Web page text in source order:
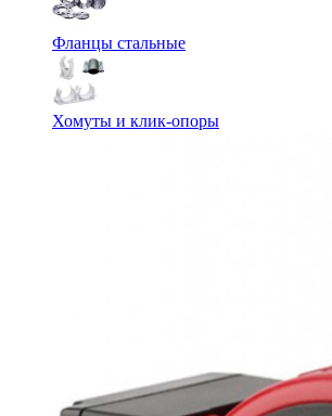
Фланцы стальные
Хомуты и клик-опоры